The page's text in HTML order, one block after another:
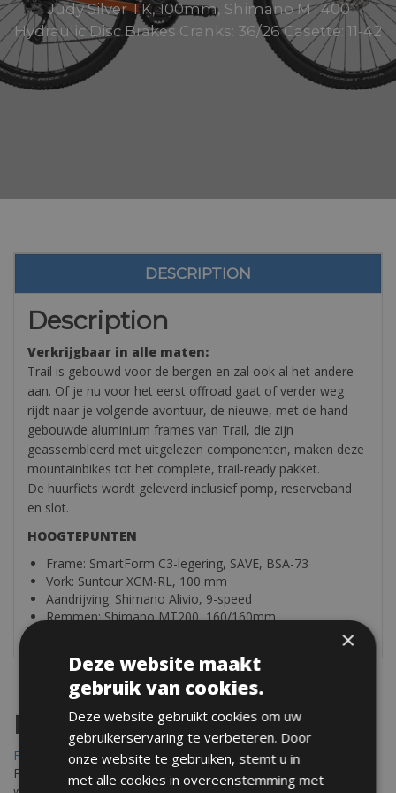
Judy Silver TK, 100mm, Shimano MT400
Hydraulic Disc Brakes Cranks: 36/26 Casette: 11-42
DESCRIPTION
Description
Verkrijgbaar in alle maten:
Trail is gebouwd voor de bergen en zal ook al het andere
aan. Of je nu voor het eerst offroad gaat of verder weg
rijdt naar je volgende avontuur, de nieuwe, met de hand
gebouwde aluminium frames van Trail, die zijn
geassembleerd met uitgelezen componenten, maken deze
mountainbikes tot het complete, trail-ready pakket.
De huurfiets wordt geleverd inclusief pomp, reserveband
en slot.
HOOGTEPUNTEN
Frame: SmartForm C3-legering, SAVE, BSA-73
Vork: Suntour XCM-RL, 100 mm
Aandrijving: Shimano Alivio, 9-speed
Remmen: Shimano MT200, 160/160mm
Destinations
Frejus Fietsverhuur
Fréjus en Saint-Raphaël liggen aan de Middellandse Zee en
×
Deze website maakt
gebruik van cookies.
Deze website gebruikt cookies om uw
gebruikerservaring te verbeteren. Door
onze website te gebruiken, stemt u in
met alle cookies in overeenstemming met